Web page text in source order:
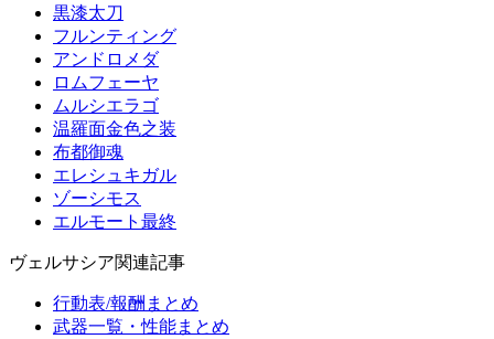
黒漆太刀
フルンティング
アンドロメダ
ロムフェーヤ
ムルシエラゴ
温羅面金色之装
布都御魂
エレシュキガル
ゾーシモス
エルモート最終
ヴェルサシア関連記事
行動表/報酬まとめ
武器一覧・性能まとめ